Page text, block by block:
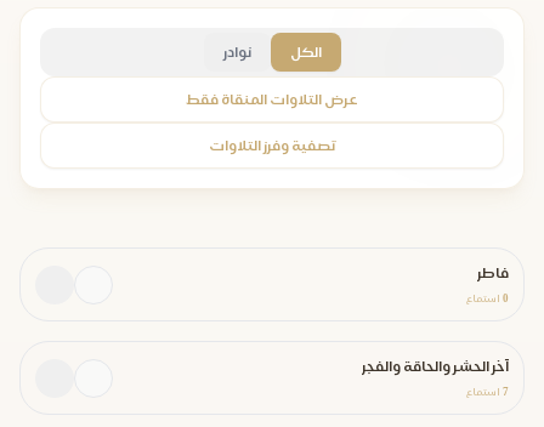
الكل نوادر
عرض التلاوات المنقاة فقط
تصفية وفرز التلاوات
فاطر
0 استماع
آخر الحشر والحاقة والفجر
7 استماع